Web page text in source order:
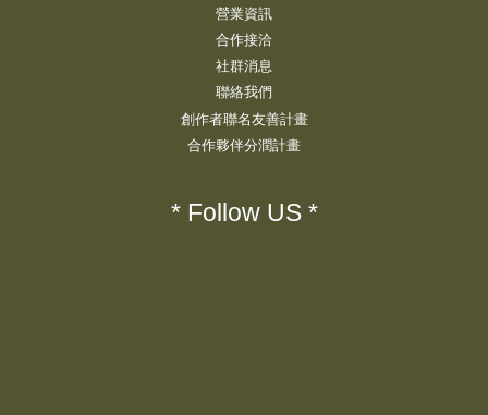
營業資訊
合作接洽
社群消息
聯絡我們
創作者聯名友善計畫
合作夥伴分潤計畫
* Follow US *